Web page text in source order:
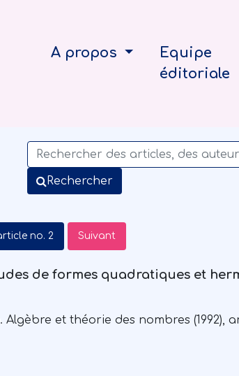
A propos
Equipe
éditoriale
Rechercher
no. 2 Suivant
de formes quadratiques et
et théorie des nombres (1992),